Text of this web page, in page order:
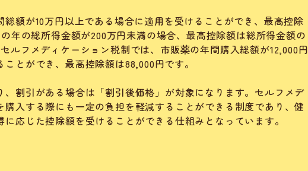
額が10万円以上である場合に適用を受けることができ、最高控除
年の総所得金額が200万円未満の場合、最高控除額は総所得金額の
ルフメディケーション税制では、市販薬の年間購入総額が12,000円
とができ、最高控除額は88,000円です。
、割引がある場合は「割引後価格」が対象になります。セルフメデ
購入する際にも一定の負担を軽減することができる制度であり、健
応じた控除額を受けることができる仕組みとなっています。